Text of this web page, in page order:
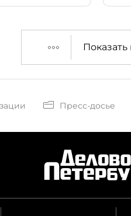
Показать
Пресс-досье